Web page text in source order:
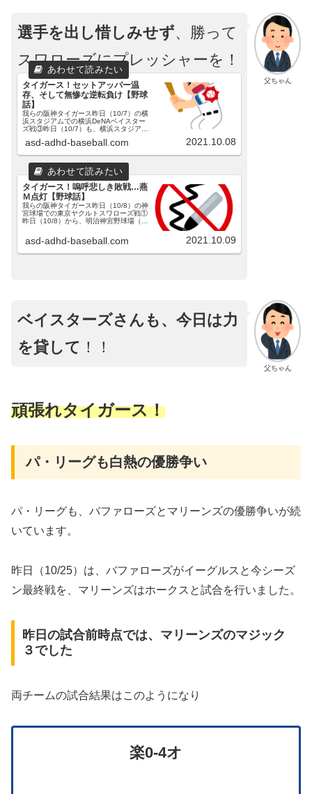
父ちゃん
選手を出し惜しみせず、勝って
スワローズにプレッシャーを！
タイガース！セットアッパー温
存、そして無惨な逆転負け【野球
話】
我らの阪神タイガース昨日（10/7）の横
浜スタジアムでの横浜DeNAベイスター
ズ戦③昨日（10/7）も、横浜スタジアム
した。３連戦の３戦目でした。一戦目、
asd-adhd-baseball.com 2021.10.08
タイガース！嗚呼悲しき敗戦…燕
Ｍ点灯【野球話】
我らの阪神タイガース昨日（10/8）の神
宮球場での東京ヤクルトスワローズ戦①
昨日（10/8）から、明治神宮野球場（神
われました。３連戦の初戦でした。阪神
髙橋投手、ヤクルト奥川投手の予告先発
asd-adhd-baseball.com 2021.10.09
父ちゃん
ベイスターズさんも、今日は力
を貸して ！！
頑張れタイガース！
パ・リーグも白熱の優勝争い
パ・リーグも、バファローズとマリーンズの優勝争いが続
いています。
昨日（10/25）は、バファローズがイーグルスと今シーズ
ン最終戦を、マリーンズはホークスと試合を行いました。
昨日の試合前時点では、マリーンズのマジック
３でした
両チームの試合結果はこのようになり
楽0-4オ